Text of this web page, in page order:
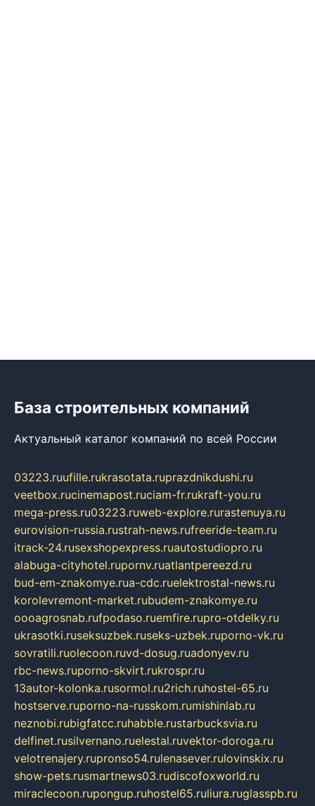
База строительных компаний
Актуальный каталог компаний по всей России
03223.ruufille.rukrasotata.ruprazdnikdushi.ru
veetbox.rucinemapost.ruciam-fr.rukraft-you.ru
mega-press.ru03223.ruweb-explore.rurastenuya.ru
eurovision-russia.rustrah-news.rufreeride-team.ru
itrack-24.rusexshopexpress.ruautostudiopro.ru
alabuga-cityhotel.rupornv.ruatlantpereezd.ru
bud-em-znakomye.rua-cdc.ruelektrostal-news.ru
korolevremont-market.rubudem-znakomye.ru
oooagrosnab.rufpodaso.ruemfire.rupro-otdelky.ru
ukrasotki.ruseksuzbek.ruseks-uzbek.ruporno-vk.ru
sovratili.ruolecoon.ruvd-dosug.ruadonyev.ru
rbc-news.ruporno-skvirt.rukrospr.ru
13autor-kolonka.rusormol.ru2rich.ruhostel-65.ru
hostserve.ruporno-na-russkom.rumishinlab.ru
neznobi.rubigfatcc.ruhabble.rustarbucksvia.ru
delfinet.rusilvernano.ruelestal.ruvektor-doroga.ru
velotrenajery.rupronso54.rulenasever.rulovinskix.ru
show-pets.rusmartnews03.rudiscofoxworld.ru
miraclecoon.rupongup.ruhostel65.ruliura.ruglasspb.ru